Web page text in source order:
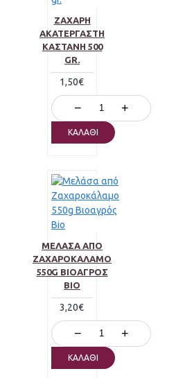
ΖΆΧΑΡΗ
ΑΚΑΤΈΡΓΑΣΤΗ
ΚΑΣΤΑΝΉ 500
GR.
1,50€
− +
ΚΑΛΆΘΙ
ΜΕΛΆΣΑ ΑΠΌ
ΖΑΧΑΡΟΚΆΛΑΜΟ
550G ΒΙΟΑΓΡΌΣ
BIO
3,20€
− +
ΚΑΛΆΘΙ